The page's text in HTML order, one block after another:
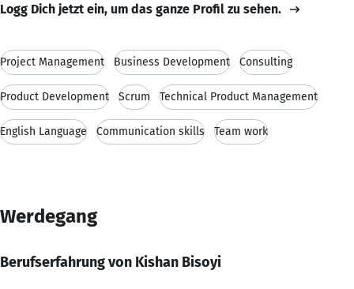
Logg Dich jetzt ein, um das ganze Profil zu sehen.
Project Management Business Development Consulting
Product Development Scrum Technical Product Management
English Language Communication skills Team work
Werdegang
Berufserfahrung von Kishan Bisoyi